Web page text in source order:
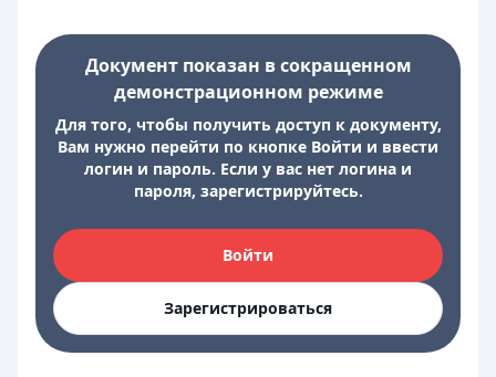
Документ показан в сокращенном
демонстрационном режиме
Для того, чтобы получить доступ к документу,
Вам нужно перейти по кнопке Войти и ввести
логин и пароль. Если у вас нет логина и
пароля, зарегистрируйтесь.
Войти
Зарегистрироваться